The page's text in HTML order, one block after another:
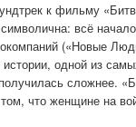
к фильму
всё
(«Новые
одной из
сложнее.
что женщине на